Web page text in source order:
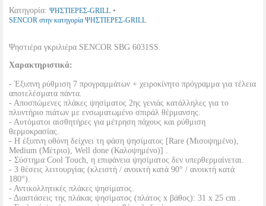
Κατηγορία: ΨΗΣΤΙΕΡΕΣ-GRILL •
SENCOR στην κατηγορία ΨΗΣΤΙΕΡΕΣ-GRILL
Ψηστιέρα γκριλιέρα SENCOR SBG 6031SS.
Χαρακτηριστικά:
- Έξυπνη ρύθμιση 7 προγραμμάτων + χειροκίνητο πρόγραμμα για τέλεια
αποτελέσματα πάντα.
- Αποσπώμενες πλάκες ψησίματος 2ης γενιάς κατάλληλες για το
πλυντήριο πιάτων με ενσωματωμένο σπιράλ θέρμανσης.
- Αυτόματοι αισθητήρες για μέτρηση πάχους και ρύθμιση
θερμοκρασίας.
- Η έξυπνη οθόνη δείχνει τη φάση ψησίματος [Rare (Μισοψημένο),
Medium (Μέτριο), Well done (Καλοψημένο)] .
- Σύστημα Cool Touch, η επιφάνεια ψησίματος δεν υπερθερμαίνεται.
- 3 θέσεις λειτουργίας (κλειστή / ανοικτή κατά 90° / ανοικτή κατά
180°).
- Αντικολλητικές πλάκες ψησίματος.
- Διαστάσεις της πλάκας ψησίματος (πλάτος x βάθος): 31 x 25 cm .